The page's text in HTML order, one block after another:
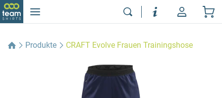
Produkte CRAFT Evolve Frauen Trainingshose